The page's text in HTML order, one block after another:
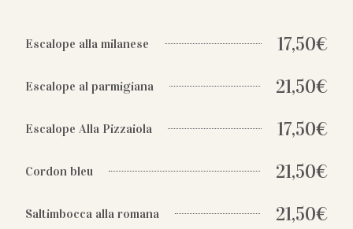
Escalope alla milanese 17,50€
Escalope al parmigiana 21,50€
Escalope Alla Pizzaiola 17,50€
Cordon bleu 21,50€
Saltimbocca alla romana 21,50€